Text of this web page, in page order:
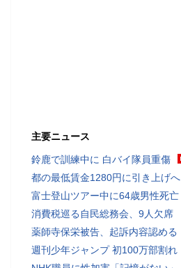
主要ニュース
鈴鹿で訓練中に 白バイ隊員重傷
都の最低賃金1280円に引き上げへ
富士登山ツアー中に64歳男性死亡
消費税巡る自民総務会、9人欠席
薬師寺保栄被告、起訴内容認める
週刊少年ジャンプ 初100万部割れ